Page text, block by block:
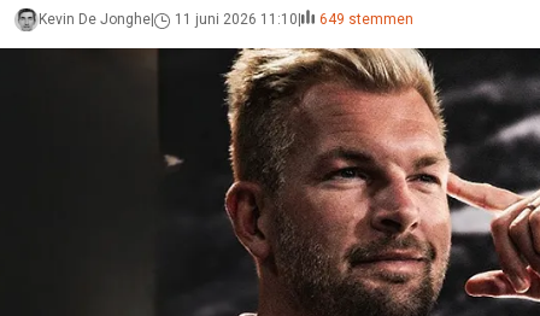
Kevin De Jonghe 11 juni 2026 11:10 649 stemmen